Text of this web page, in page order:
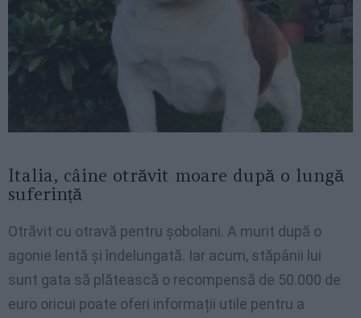
Italia, câine otrăvit moare după o lungă
suferință
Otrăvit cu otravă pentru șobolani. A murit după o
agonie lentă și îndelungată. Iar acum, stăpânii lui
sunt gata să plătească o recompensă de 50.000 de
euro oricui poate oferi informații utile pentru a